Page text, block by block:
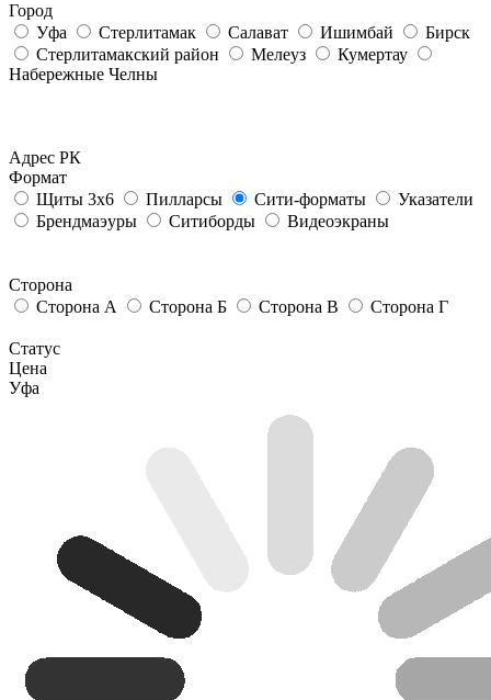
Город
Уфа
Стерлитамак Салават Ишимбай
Бирск
Стерлитамакский район
Мелеуз
Кумертау
Набережные Челны
Адрес РК
Формат
Щиты 3х6
Пилларсы Сити-форматы
Указатели
Брендмаэуры
Ситиборды Видеоэкраны
Сторона
Сторона А
Сторона Б Сторона В Сторона Г
Статус
Цена
Уфа